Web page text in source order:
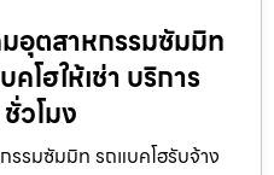
อุตสาหกรรมซัมมิท
โฮให้เช่า บริการ
วโมง
รรมซัมมิท รถแบคโฮรับจ้าง